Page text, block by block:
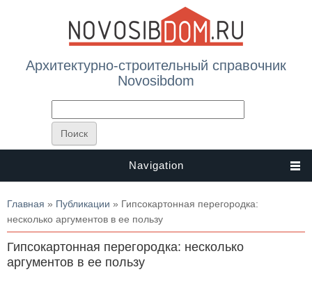
Архитектурно-строительный справочник
Novosibdom
Navigation
Вы здесь
Главная » Публикации » Гипсокартонная перегородка:
несколько аргументов в ее пользу
Гипсокартонная перегородка: несколько
аргументов в ее пользу